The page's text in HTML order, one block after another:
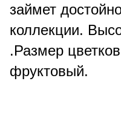
займет
коллекции.
.Размер
фруктовый.